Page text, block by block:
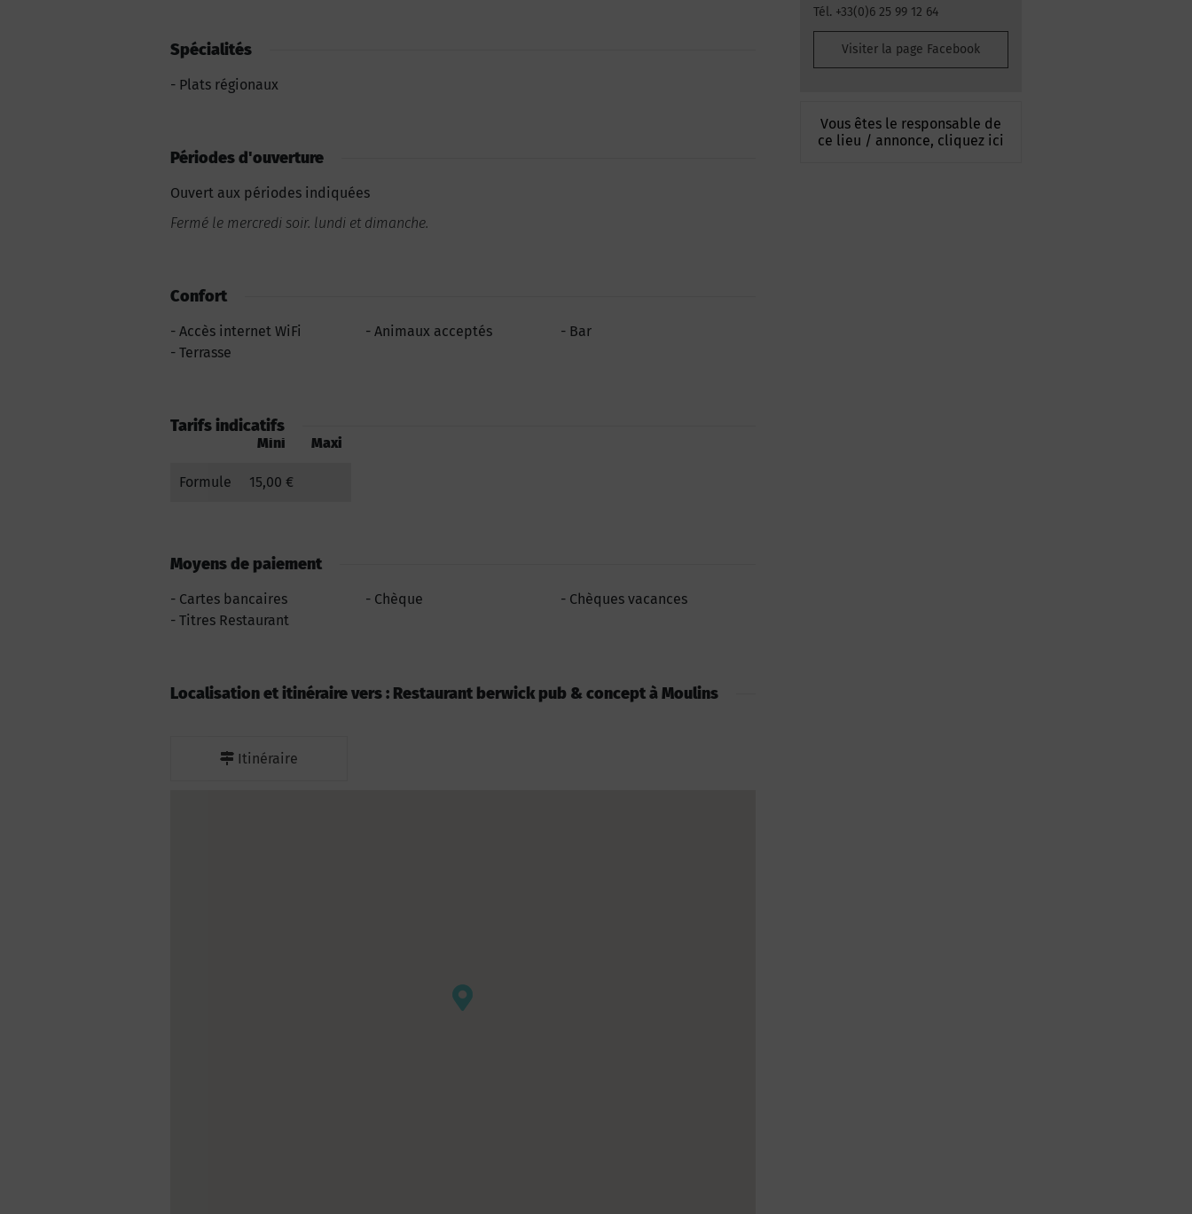
Tél. +33(0)6 25 99 12 64
Visiter la page Facebook
Vous êtes le responsable de
ce lieu / annonce, cliquez ici
Spécialités
Plats régionaux
Périodes d'ouverture
Ouvert aux périodes indiquées
Fermé le mercredi soir. lundi et dimanche.
Confort
Accès internet WiFi Animaux acceptés
Bar
Terrasse
Tarifs indicatifs
Mini Maxi
Formule 15,00 €
Moyens de paiement
Cartes bancaires Chèque
Chèques vacances
Titres Restaurant
Localisation et itinéraire vers : Restaurant berwick pub & concept à Moulins
Itinéraire